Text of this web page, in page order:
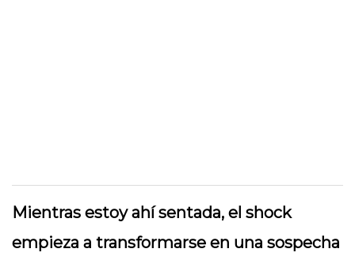
Mientras estoy ahí sentada, el shock
empieza a transformarse en una sospecha